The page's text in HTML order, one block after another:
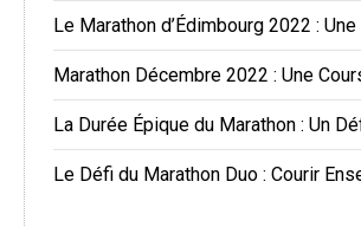
Le Marathon d’Édimbourg 2022 :
Marathon Décembre 2022 : Une
La Durée Épique du Marathon : Un
Le Défi du Marathon Duo : Courir